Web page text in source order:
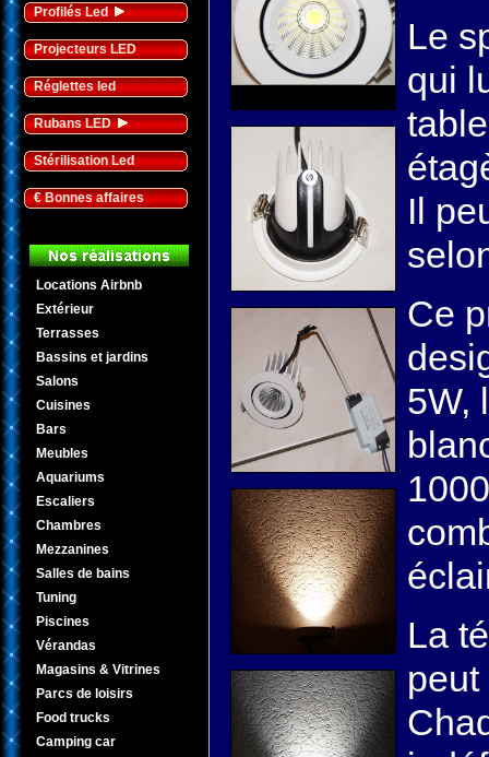
Profilés Led
Projecteurs LED
Réglettes led
Rubans LED
Stérilisation Led
€ Bonnes affaires
Locations Airbnb
Extérieur
Terrasses
Bassins et jardins
Salons
Cuisines
Bars
Meubles
Aquariums
Escaliers
Chambres
Mezzanines
Salles de bains
Tuning
Piscines
Vérandas
Magasins & Vitrines
Parcs de loisirs
Food trucks
Camping car
Le
qui
Il
Ce
5W,
La